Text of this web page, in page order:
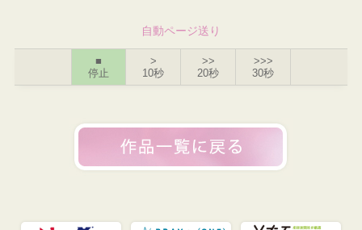
自動ページ送り
■
停止
>
10秒
>>
20秒
>>>
30秒